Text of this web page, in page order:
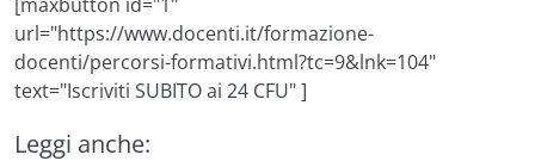
url="https://www.docenti.it/formazione-
docenti/percorsi-formativi.html?tc=9&lnk=104"
text="Iscriviti SUBITO ai 24 CFU" ]
Leggi anche: